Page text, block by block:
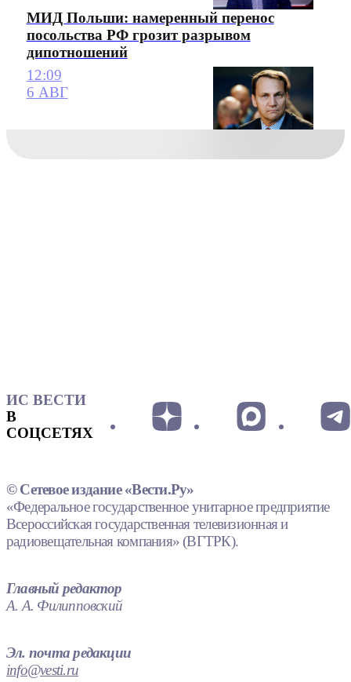
МИД Польши: намеренный перенос
посольства РФ грозит разрывом
дипотношений
12:09
6 АВГ
ИС ВЕСТИ
В
СОЦСЕТЯХ
© Сетевое издание «Вести.Ру»
«Федеральное государственное унитарное предприятие
Всероссийская государственная телевизионная и
радиовещательная компания» (ВГТРК).
Главный редактор
А. А. Филипповский
Эл. почта редакции
info@vesti.ru